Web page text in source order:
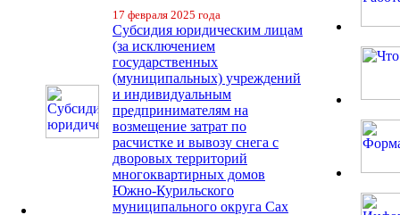
17 февраля 2025 года
Субсидия юридическим лицам
(за исключением
государственных
(муниципальных) учреждений
и индивидуальным
предпринимателям на
возмещение затрат по
расчистке и вывозу снега с
дворовых территорий
многоквартирных домов
Южно-Курильского
муниципального округа Сах